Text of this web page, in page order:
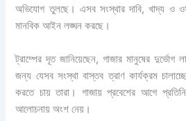
অভিযোগ তুলছে। এসব সংস্থার দাবি, খাদ্য ও
মানবিক আইন লঙ্ঘন করছে।
ট্রাম্পের দূত জানিয়েছেন, গাজার মানুষের দুর্ভোগ
জন্য যেসব সংস্থা বাস্তব ত্রাণ কার্যক্রম
করতে চায় তারা। গাজায় প্রবেশের আগে
আলোচনায় অংশ নেয়।